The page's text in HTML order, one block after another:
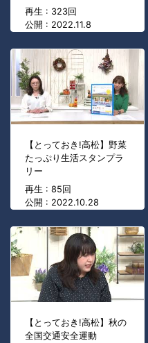
再生 : 323回
公開 : 2022.11.8
【とっておき!高松】野菜
たっぷり生活スタンプラ
リー
再生 : 85回
公開 : 2022.10.28
【とっておき!高松】秋の
全国交通安全運動